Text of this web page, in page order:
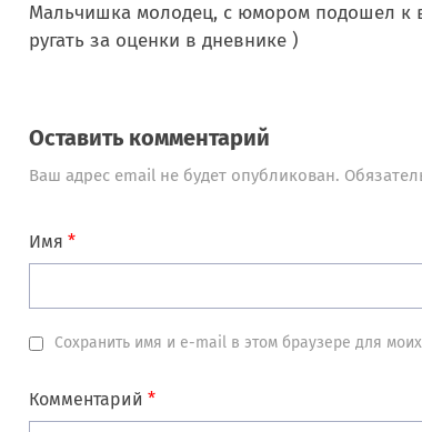
Мальчишка молодец, с юмором подошел к
ругать за оценки в дневнике )
Оставить комментарий
Ваш адрес email не будет опубликован.
Имя *
Сохранить имя и e-mail в этом браузере для
Комментарий *